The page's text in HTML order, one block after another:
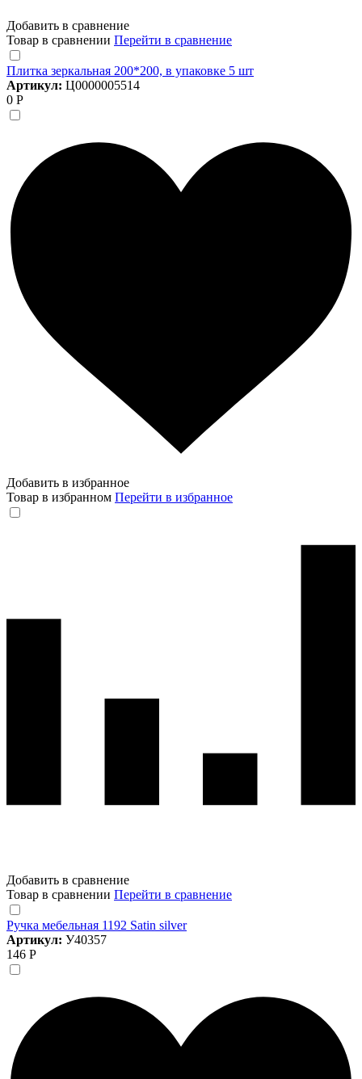
Добавить в сравнение
Товар в сравнении Перейти в сравнение
Плитка зеркальная 200*200, в упаковке 5 шт
Артикул: Ц0000005514
0 Р
Добавить в избранное
Товар в избранном Перейти в избранное
Добавить в сравнение
Товар в сравнении Перейти в сравнение
Ручка мебельная 1192 Satin silver
Артикул: У40357
146 Р